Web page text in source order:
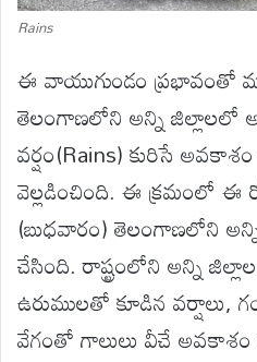
Rains
ఈ వాయుగుండం ప్రభావంతో
తెలంగాణలోని అన్ని జిల్లాలలో
వర్షం(Rains) కురిసే
వెల్లడించింది. ఈ క్రమంలో ఈ
(బుధవారం) తెలంగాణలోని
చేసింది. రాష్ట్రంలోని అన్ని
ఉరుములతో కూడిన వర్షాలు,
వేగంతో గాలులు వీచే అవకాశం